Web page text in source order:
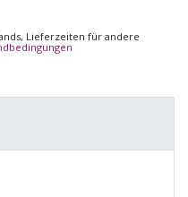
Lieferzeiten für andere